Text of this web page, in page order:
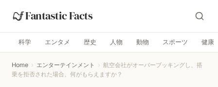
Fantastic Facts
科学 エンタメ 歴史 人物 動物 スポーツ 健康
Home › エンターテインメント › 航空会社がオーバーブッキングし、搭
乗を拒否された場合、何がもらえますか？